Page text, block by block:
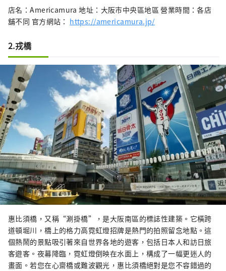
店名：Americamura 地址：大阪市中央區地區 營業時間：各店
舖不同 官方網站： https://americamura.jp/
2.戎橋
惠比須橋，又稱“涮掛橋”，是大阪南區的標誌性建築。它橫跨
道頓堀川，橋上的格力高霓虹燈招牌是熱門的拍照留念地點。這
個熱鬧的景點吸引著來自世界各地的遊客，包括日本人和訪日旅
客遊客。夜幕降臨，霓虹燈倒映在水面上，構成了一幅更迷人的
畫面。若您在心齋橋或難波觀光，惠比須橋絕對是您不容錯過的